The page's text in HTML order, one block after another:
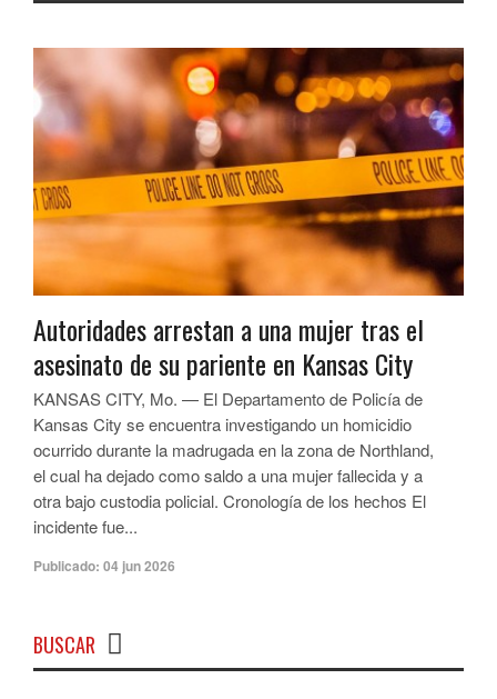
Autoridades arrestan a una mujer tras el
asesinato de su pariente en Kansas City
KANSAS CITY, Mo. — El Departamento de Policía de
Kansas City se encuentra investigando un homicidio
ocurrido durante la madrugada en la zona de Northland,
el cual ha dejado como saldo a una mujer fallecida y a
otra bajo custodia policial. Cronología de los hechos El
incidente fue...
Publicado: 04 jun 2026
BUSCAR